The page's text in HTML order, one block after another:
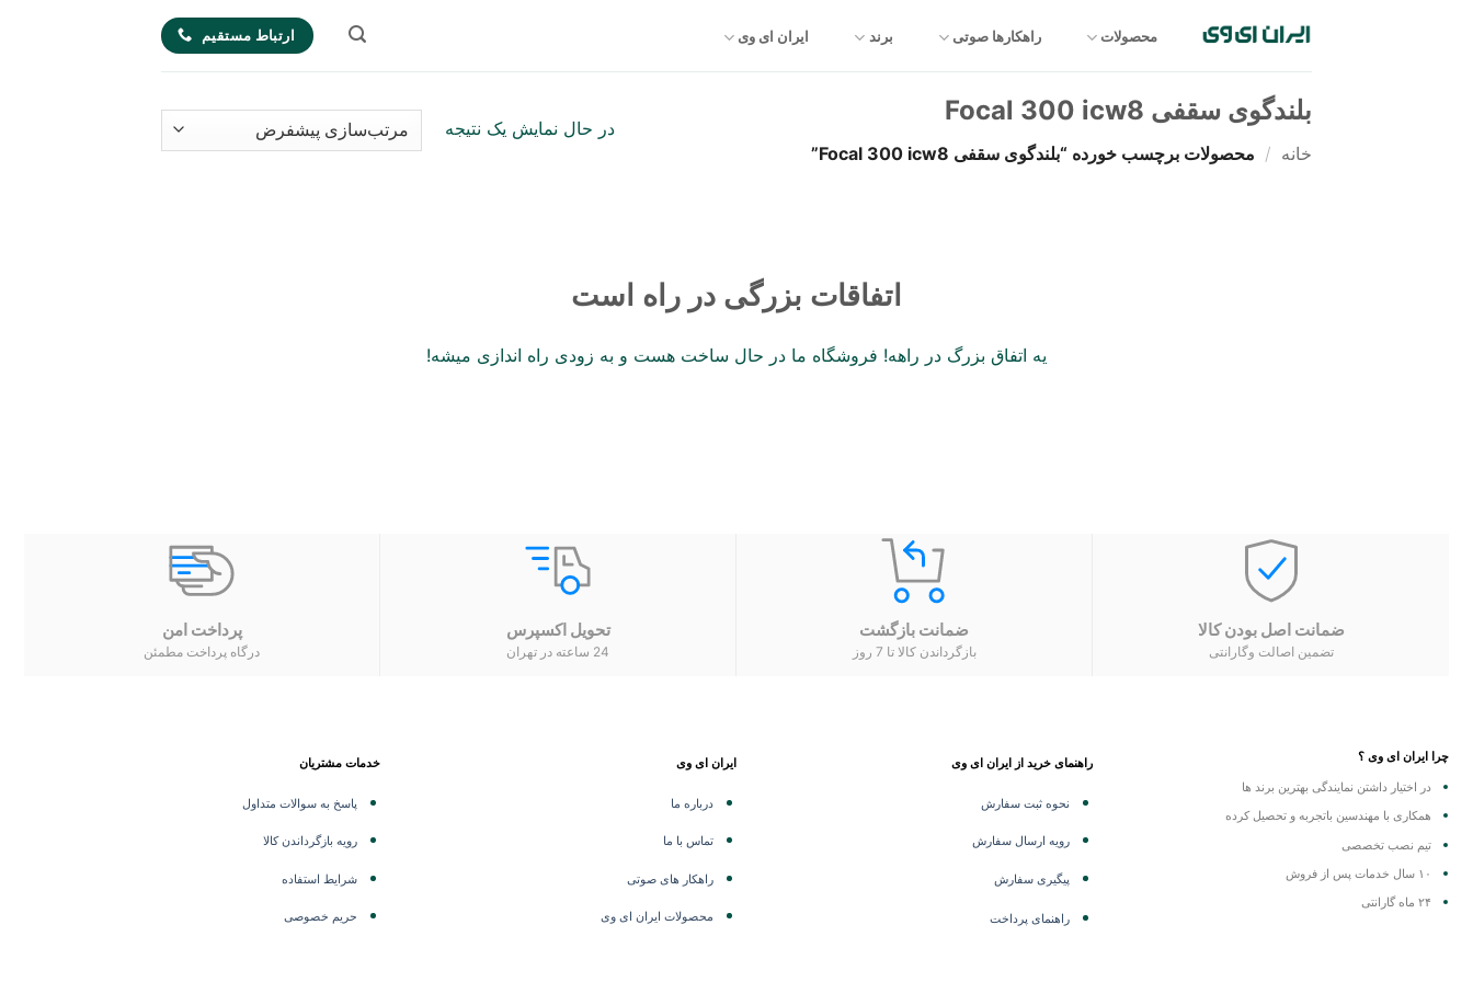
محصولات راهکارها صوتی برند ایران ای وی ارتباط مستقیم
بلندگوی سقفی Focal 300 icw8
خانه / محصولات برچسب خورده “بلندگوی سقفی Focal 300 icw8”
در حال نمایش یک نتیجه
اتفاقات بزرگی در راه است
یه اتفاق بزرگ در راهه! فروشگاه ما در حال ساخت هست و به زودی راه اندازی میشه!
ضمانت اصل بودن کالا
تضمین اصالت وگارانتی
ضمانت بازگشت
بازگرداندن کالا تا 7 روز
تحویل اکسپرس
24 ساعته در تهران
پرداخت امن
درگاه پرداخت مطمئن
چرا ایران ای وی ؟
در اختیار داشتن نمایندگی بهترین برند ها
همکاری با مهندسین باتجربه و تحصیل کرده
تیم نصب تخصصی
۱۰ سال خدمات پس از فروش
۲۴ ماه گارانتی
راهنمای خرید از ایران ای وی
نحوه ثبت سفارش
رویه ارسال سفارش
پیگیری سفارش
راهنمای پرداخت
ایران ای وی
درباره ما
تماس با ما
راهکار های صوتی
محصولات ایران ای وی
خدمات مشتریان
پاسخ به سوالات متداول
رویه بازگرداندن کالا
شرایط استفاده
حریم خصوصی